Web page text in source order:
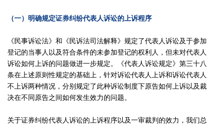
（一）明确规定证券纠纷代表人诉讼的上诉程序
《民事诉讼法》和《民诉法司法解释》规定了代表人诉讼及于参加
登记的当事人以及符合条件的未参加登记的权利人，但未对代表人
诉讼如何上诉的问题做进一步规定。《代表人诉讼规定》第三十八
条在上述原则性规定的基础上，针对诉讼代表人上诉和诉讼代表人
不上诉两种情况，分别规定了此种诉讼制度下原告如何上诉以及裁
决在不同原告之间如何发生效力的问题。
关于证券纠纷代表人诉讼的上诉程序以及一审裁判的效力，我们总